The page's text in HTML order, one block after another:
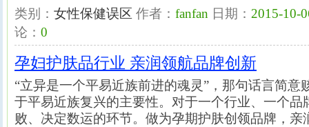
类别： 女性保健误区 作者： fanfan 日期： 2015-10-
论： 0
孕妇护肤品行业 亲润领航品牌创新
“立异是一个平易近族前进的魂灵”，那句话言简意
于平易近族复兴的主要性。对于一个行业、一个品
败、决定数运的环节。做为孕期护肤创领品牌，亲